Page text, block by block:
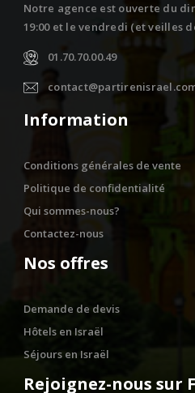
Notre agence est ouverte du
19:00 et le vendredi (et veilles
01.70.70.00.49
Information
Conditions générales de vente
Politique de confidentialité
Qui sommes-nous?
Contactez-nous
Nos offres
Demande de devis
Hôtels en Israël
Séjours en Israël
Rejoignez-nous sur